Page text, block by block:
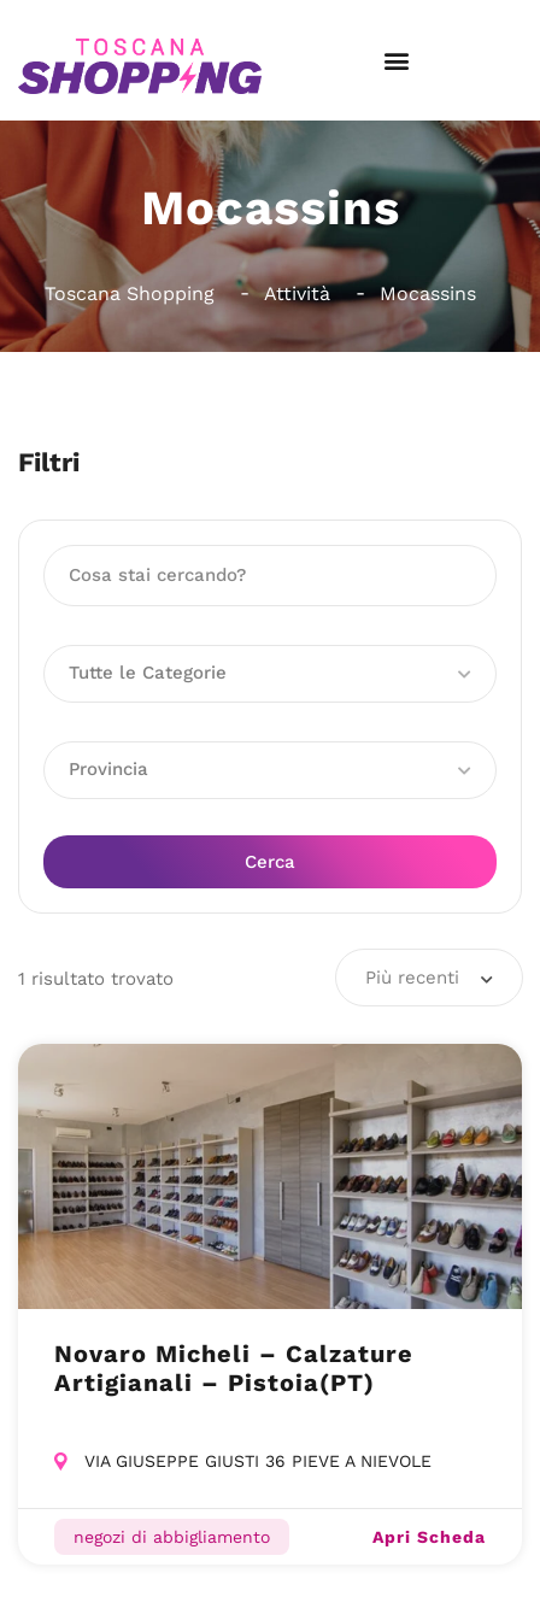
Mocassins
Toscana Shopping Attività Mocassins
Filtri
Tutte le Categorie
Provincia
Cerca
1 risultato trovato Più recenti
Novaro Micheli – Calzature
Artigianali – Pistoia(PT)
VIA GIUSEPPE GIUSTI 36 PIEVE A NIEVOLE
negozi di abbigliamento Apri Scheda